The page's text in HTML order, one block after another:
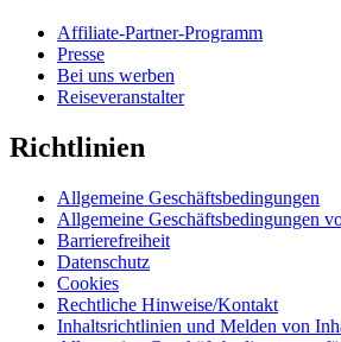
Affiliate-Partner-Programm
Presse
Bei uns werben
Reiseveranstalter
Richtlinien
Allgemeine Geschäftsbedingungen
Allgemeine Geschäftsbedingungen
Barrierefreiheit
Datenschutz
Cookies
Rechtliche Hinweise/Kontakt
Inhaltsrichtlinien und Melden von